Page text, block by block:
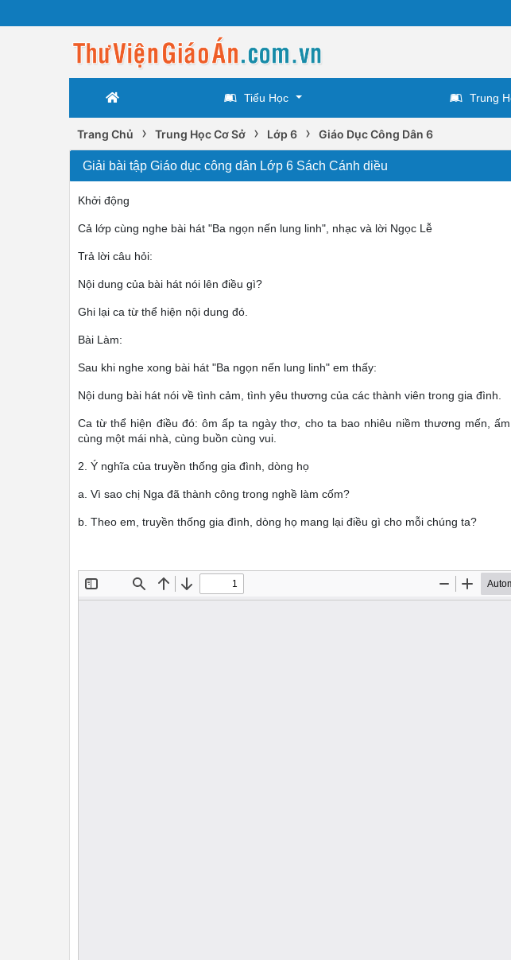
Tiểu Học Trung
Trang Chủ › Trung Học Cơ Sở › Lớp 6 › Giáo Dục Công Dân 6
Giải bài tập Giáo dục công dân Lớp 6 Sách Cánh diều
Khởi động
Cả lớp cùng nghe bài hát "Ba ngọn nến lung linh", nhạc và lời Ngọc Lễ
Trả lời câu hỏi:
Nội dung của bài hát nói lên điều gì?
Ghi lại ca từ thể hiện nội dung đó.
Bài Làm:
Sau khi nghe xong bài hát "Ba ngọn nến lung linh" em thấy:
Nội dung bài hát nói về tình cảm, tình yêu thương của các thành viên trong gia đình.
Ca từ thể hiện điều đó: ôm ấp ta ngày thơ, cho ta bao nhiêu niềm thương mến,
cùng một mái nhà, cùng buồn cùng vui.
2. Ý nghĩa của truyền thống gia đình, dòng họ
a. Vì sao chị Nga đã thành công trong nghề làm cốm?
b. Theo em, truyền thống gia đình, dòng họ mang lại điều gì cho mỗi chúng ta?